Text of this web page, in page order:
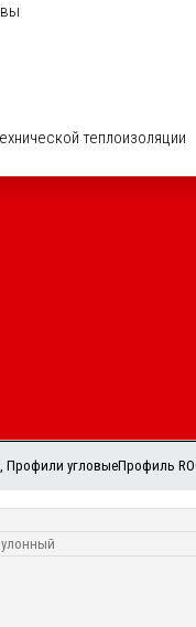
теплоизоляции
,Профили угловыеПрофиль